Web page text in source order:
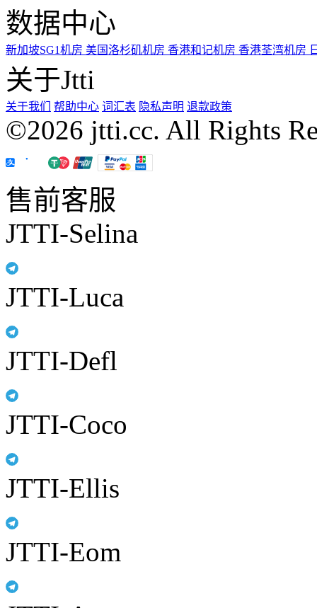
数据中心
新加坡SG1机房 美国洛杉矶机房 香港和记机房 香港荃湾机房
关于Jtti
关于我们 帮助中心 词汇表 隐私声明 退款政策
©2026 jtti.cc. All Rights
售前客服
JTTI-Selina
JTTI-Luca
JTTI-Defl
JTTI-Coco
JTTI-Ellis
JTTI-Eom